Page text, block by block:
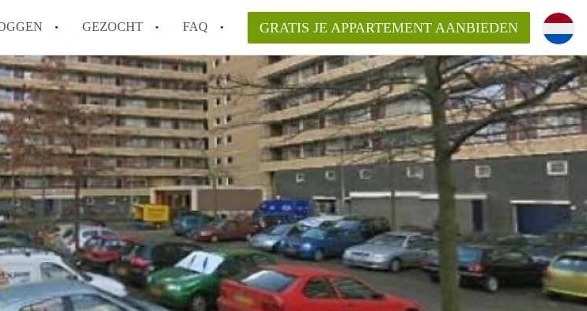
GEZOCHT FAQ
How to translate AppartementDelft!
Wat is AppartementDelft?
Hoeveel kost het om te reageren op een Appartement in Delft?
Wat is de privacyverklaring van AppartementDelft?
Berekent AppartementDelft makelaarsvergoeding/bemiddelingsvergoeding?
Alle veelgestelde vragen
GRATIS JE APPARTEMENT AANBIEDEN